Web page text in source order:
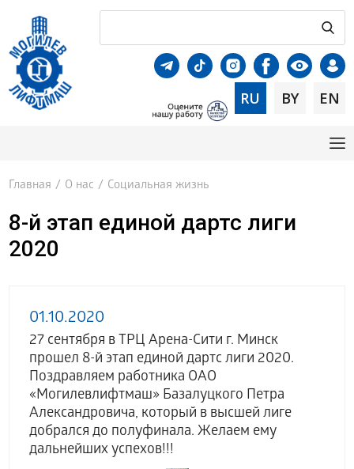
RU BY EN
Главная / О нас / Социальная жизнь
8-й этап единой дартс лиги
2020
01.10.2020
27 сентября в ТРЦ Арена-Сити г. Минск
прошел 8-й этап единой дартс лиги 2020.
Поздравляем работника ОАО
«Могилевлифтмаш» Базалуцкого Петра
Александровича, который в высшей лиге
добрался до полуфинала. Желаем ему
дальнейших успехов!!!